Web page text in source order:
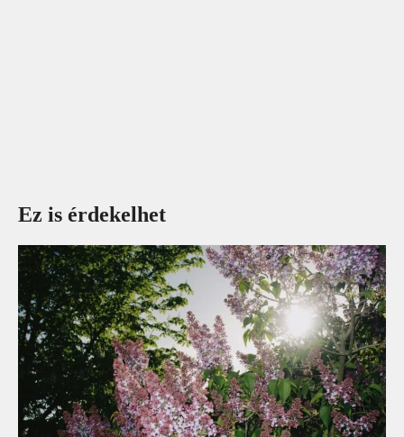
Ez is érdekelhet